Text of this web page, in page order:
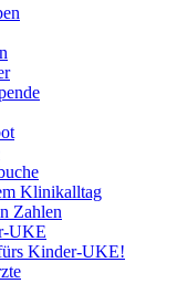
Klinikalltag
Zahlen
UKE
Kinder-UKE!